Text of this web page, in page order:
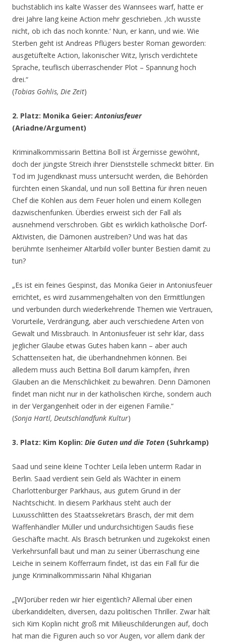
buchstäblich ins kalte Wasser des Wannsees warf, hatte er
drei Jahre lang keine Action mehr geschrieben. ‚Ich wusste
nicht, ob ich das noch konnte.‘ Nun, er kann, und wie. Wie
Sterben geht ist Andreas Pflügers bester Roman geworden:
ausgetüftelte Action, lakonischer Witz, lyrisch verdichtete
Sprache, teuflisch überraschender Plot – Spannung hoch
drei.“
(Tobias Gohlis, Die Zeit)
2. Platz: Monika Geier: Antoniusfeuer
(Ariadne/Argument)
Kriminalkommissarin Bettina Boll ist Ärgernisse gewöhnt,
doch der jüngste Streich ihrer Dienststelle schmeckt bitter. Ein
Tod im Jugendknast muss untersucht werden, die Behörden
fürchten einen Skandal, und nun soll Bettina für ihren neuen
Chef die Kohlen aus dem Feuer holen und einem Kollegen
dazwischenfunken. Überdies erweist sich der Fall als
ausnehmend verschroben. Gibt es wirklich katholische Dorf-
Aktivisten, die Dämonen austreiben? Und was hat das
berühmte Isenheimer Altarbild voller bunter Bestien damit zu
tun?
„Es ist ein feines Gespinst, das Monika Geier in Antoniusfeuer
errichtet, es wird zusammengehalten von den Ermittlungen
und verbunden durch wiederkehrende Themen wie Vertrauen,
Vorurteile, Verdrängung, aber auch verschiedene Arten von
Gewalt und Missbrauch. In Antoniusfeuer ist sehr klar, dass
jeglicher Glaube etwas Gutes haben kann – aber auch
Schattenseiten hat, die überhandnehmen können. Bei
alledem muss auch Bettina Boll darum kämpfen, ihren
Glauben an die Menschlichkeit zu bewahren. Denn Dämonen
findet man nicht nur in der katholischen Kirche, sondern auch
in der Vergangenheit oder in der eigenen Familie.“
(Sonja Hartl, Deutschlandfunk Kultur)
3. Platz: Kim Koplin: Die Guten und die Toten (Suhrkamp)
Saad und seine kleine Tochter Leila leben unterm Radar in
Berlin. Saad verdient sein Geld als Wächter in einem
Charlottenburger Parkhaus, aus gutem Grund in der
Nachtschicht. In diesem Parkhaus steht auch der
Luxusschlitten des Staatssekretärs Brasch, der mit dem
Waffenhändler Müller und undurchsichtigen Saudis fiese
Geschäfte macht. Als Brasch betrunken und zugekokst einen
Verkehrsunfall baut und man zu seiner Überraschung eine
Leiche in seinem Kofferraum findet, ist das ein Fall für die
junge Kriminalkommissarin Nihal Khigarian
„[W]orüber reden wir hier eigentlich? Allemal über einen
überkandidelten, diversen, dazu politischen Thriller. Zwar hält
sich Kim Koplin nicht groß mit Milieuschilderungen auf, doch
hat man die Figuren auch so vor Augen, vor allem dank der